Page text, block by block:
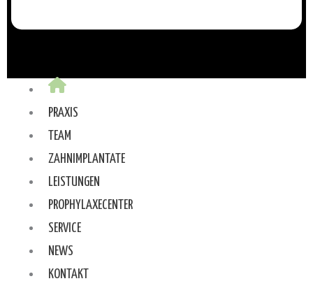
PRAXIS
TEAM
ZAHNIMPLANTATE
LEISTUNGEN
PROPHYLAXECENTER
SERVICE
NEWS
KONTAKT